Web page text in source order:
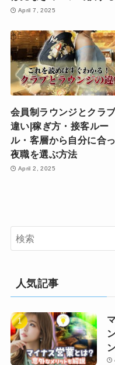
April 7, 2025
会員制ラウンジとクラ
違い|稼ぎ方・接客ルー
ル・客層から自分に合
夜職を選ぶ方法
April 2, 2025
人気記事